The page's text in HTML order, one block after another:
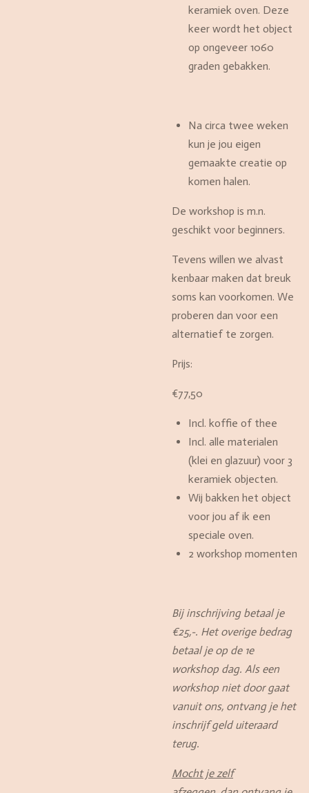
keramiek oven. Deze
keer wordt het object
op ongeveer 1060
graden gebakken.
Na circa twee weken
kun je jou eigen
gemaakte creatie op
komen halen.
De workshop is m.n.
geschikt voor beginners.
Tevens willen we alvast
kenbaar maken dat breuk
soms kan voorkomen. We
proberen dan voor een
alternatief te zorgen.
Prijs:
€77,50
Incl. koffie of thee
Incl. alle materialen
(klei en glazuur) voor 3
keramiek objecten.
Wij bakken het object
voor jou af ik een
speciale oven.
2 workshop momenten
Bij inschrijving betaal je
€25,-. Het overige bedrag
betaal je op de 1e
workshop dag. Als een
workshop niet door gaat
vanuit ons, ontvang je het
inschrijf geld uiteraard
terug.
Mocht je zelf